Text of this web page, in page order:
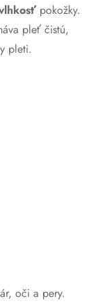
pokožky.
pleť čistú,
pleti.
oči a pery.